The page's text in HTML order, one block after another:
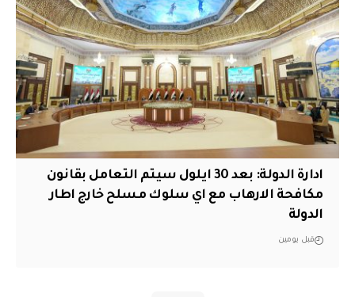
ادارة الدولة: بعد 30 ايلول سيتم التعامل بقانون
مكافحة الارهاب مع اي سلوك مسلح خارج اطار
الدولة
قبل يومين